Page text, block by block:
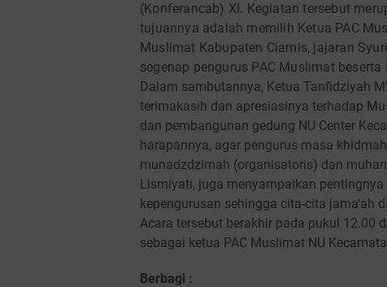
(Konferancab) XI. Kegiatan tersebut
tujuannya adalah memilih Ketua PAC
Muslimat Kabupaten Ciamis, jajaran
segenap pengurus PAC Muslimat beserta
Dalam sambutannya, Ketua Tanfidziyah
terimakasih dan apresiasinya terhadap
dan pembangunan gedung NU Center
harapannya, agar pengurus masa
munadzdzimah (organisatoris) dan
Lismiyati, juga menyampaikan
kepengurusan sehingga cita-cita jama'ah
Acara tersebut berakhir pada pukul 12.00
sebagai ketua PAC Muslimat NU
Berbagi :